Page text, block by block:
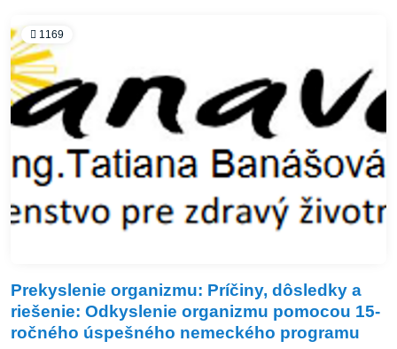
1169
Prekyslenie organizmu: Príčiny, dôsledky a
riešenie: Odkyslenie organizmu pomocou 15-
ročného úspešného nemeckého programu